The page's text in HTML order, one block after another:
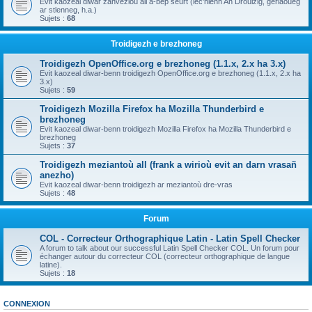
ar stlenneg, h.a.)
Sujets : 68
Troidigezh e brezhoneg
Troidigezh OpenOffice.org e brezhoneg (1.1.x, 2.x ha 3.x)
Evit kaozeal diwar-benn troidigezh OpenOffice.org e brezhoneg (1.1.x, 2.x ha
3.x)
Sujets : 59
Troidigezh Mozilla Firefox ha Mozilla Thunderbird e
brezhoneg
Evit kaozeal diwar-benn troidigezh Mozilla Firefox ha Mozilla Thunderbird e
brezhoneg
Sujets : 37
Troidigezh meziantoù all (frank a wirioù evit an darn vrasañ
anezho)
Evit kaozeal diwar-benn troidigezh ar meziantoù dre-vras
Sujets : 48
Forum
COL - Correcteur Orthographique Latin - Latin Spell Checker
A forum to talk about our successful Latin Spell Checker COL. Un forum pour
échanger autour du correcteur COL (correcteur orthographique de langue
latine).
Sujets : 18
CONNEXION